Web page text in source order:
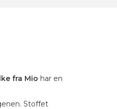
fra Mio har en
Stoffet